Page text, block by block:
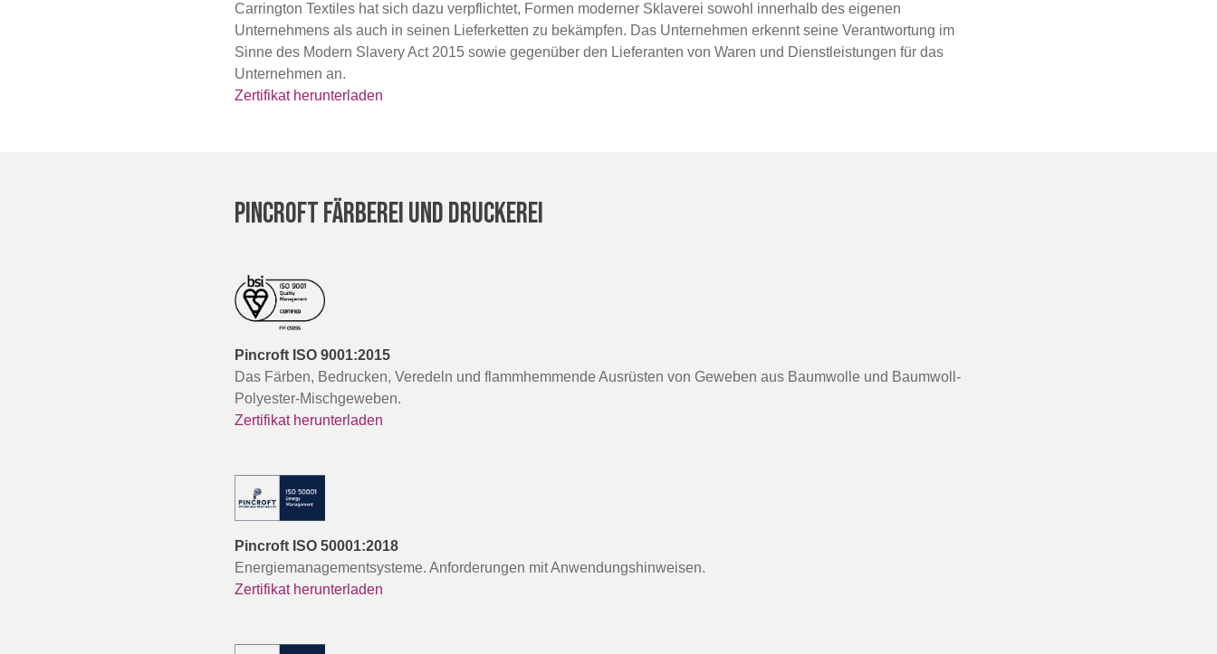
Carrington Textiles hat sich dazu verpflichtet, Formen moderner Sklaverei sowohl innerhalb des eigenen
Unternehmens als auch in seinen Lieferketten zu bekämpfen. Das Unternehmen erkennt seine Verantwortung im
Sinne des Modern Slavery Act 2015 sowie gegenüber den Lieferanten von Waren und Dienstleistungen für das
Unternehmen an.
Zertifikat herunterladen
PINCROFT FÄRBEREI UND DRUCKEREI
Pincroft ISO 9001:2015
Das Färben, Bedrucken, Veredeln und flammhemmende Ausrüsten von Geweben aus Baumwolle und Baumwoll-
Polyester-Mischgeweben.
Zertifikat herunterladen
Pincroft ISO 50001:2018
Energiemanagementsysteme. Anforderungen mit Anwendungshinweisen.
Zertifikat herunterladen